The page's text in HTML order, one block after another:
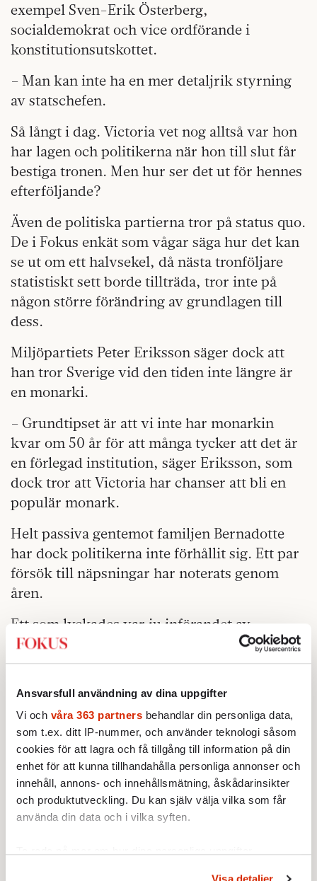
Ansvarsfull användning av dina uppgifter
Vi och våra 363 partners behandlar din personliga data,
som t.ex. ditt IP-nummer, och använder teknologi såsom
cookies för att lagra och få tillgång till information på din
enhet för att kunna tillhandahålla personliga annonser och
innehåll, annons- och innehållsmätning, åskådarinsikter
och produktutveckling. Du kan själv välja vilka som får
använda din data och i vilka syften.
exempel Sven-Erik Österberg,
socialdemokrat och vice ordförande i
konstitutionsutskottet.
– Man kan inte ha en mer detaljrik styrning
av statschefen.
Så långt i dag. Victoria vet nog alltså var hon
har lagen och politikerna när hon till slut får
bestiga tronen. Men hur ser det ut för hennes
efterföljande?
Även de politiska partierna tror på status quo.
De i Fokus enkät som vågar säga hur det kan
se ut om ett halvsekel, då nästa tronföljare
statistiskt sett borde tillträda, tror inte på
någon större förändring av grundlagen till
dess.
Miljöpartiets Peter Eriksson säger dock att
han tror Sverige vid den tiden inte längre är
en monarki.
– Grundtipset är att vi inte har monarkin
kvar om 50 år för att många tycker att det är
en förlegad institution, säger Eriksson, som
dock tror att Victoria har chanser att bli en
populär monark.
Helt passiva gentemot familjen Bernadotte
har dock politikerna inte förhållit sig. Ett par
försök till näpsningar har noterats genom
åren.
Ett som lyckades var ju införandet av
kvinnlig tronföljd. Det första förslaget
presenterades faktiskt några månader före
dock inte i kraft förrän 1 januari 1980, vilket
innebar att Carl-Philip hann vara kronprins i
åtta månader. Saluten efter Victorias födsel
hade följaktligen bara skjutits med 21 skott.
Hon var ju då inte tronarvinge.
Kung Carl XVI Gustaf har senare beklagat